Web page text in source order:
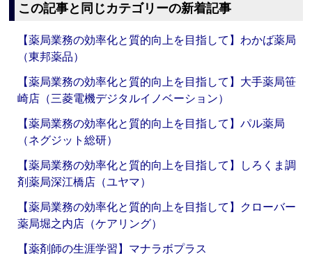
この記事と同じカテゴリーの新着記事
【薬局業務の効率化と質的向上を目指して】わかば薬局
（東邦薬品）
【薬局業務の効率化と質的向上を目指して】大手薬局笹
崎店（三菱電機デジタルイノベーション）
【薬局業務の効率化と質的向上を目指して】パル薬局
（ネグジット総研）
【薬局業務の効率化と質的向上を目指して】しろくま調
剤薬局深江橋店（ユヤマ）
【薬局業務の効率化と質的向上を目指して】クローバー
薬局堀之内店（ケアリング）
【薬剤師の生涯学習】マナラボプラス